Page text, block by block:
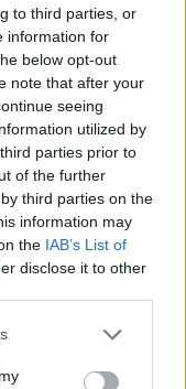
to third parties, or
information for
below opt-out
note that after your
seeing
utilized by
parties prior to
of the further
third parties on the
information may
the IAB’s List of
disclose it to other
or more Google
You may click to